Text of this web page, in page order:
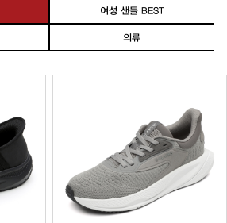
여성 샌들 BEST
의류